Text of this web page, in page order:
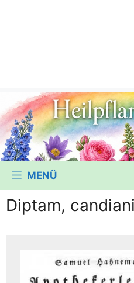
MENÜ
Diptam,